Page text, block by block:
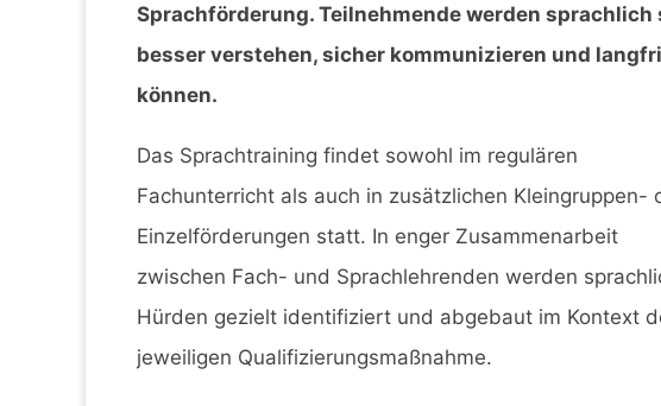
Sprachförderung. Teilnehmende werden
besser verstehen, sicher kommunizieren und
können.
Das Sprachtraining findet sowohl im regulären
Fachunterricht als auch in zusätzlichen Kleingruppen-
Einzelförderungen statt. In enger Zusammenarbeit
zwischen Fach- und Sprachlehrenden werden
Hürden gezielt identifiziert und abgebaut im Kontext
jeweiligen Qualifizierungsmaßnahme.